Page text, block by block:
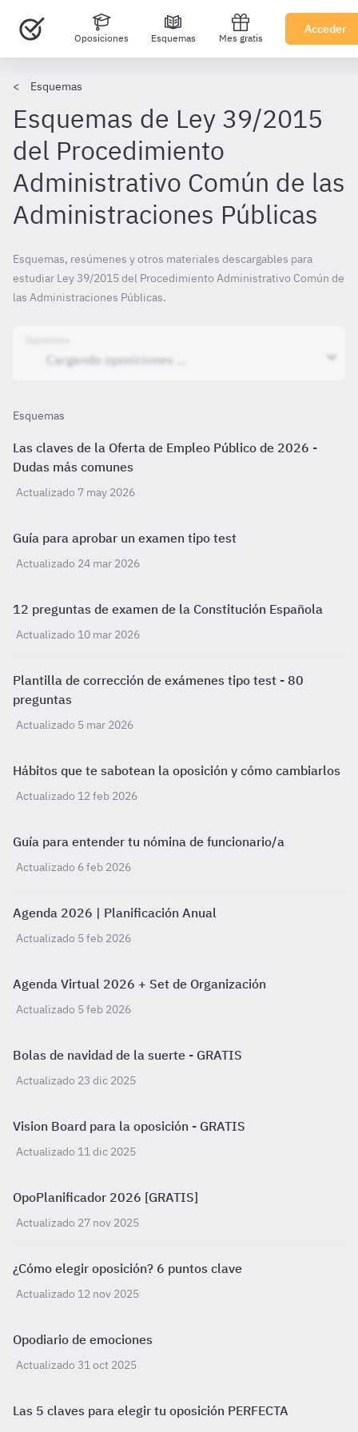
Oposiciones Esquemas Mes gratis
Acceder
Esquemas
Esquemas de Ley 39/2015
del Procedimiento
Administrativo Común de las
Administraciones Públicas
Esquemas, resúmenes y otros materiales descargables para
estudiar Ley 39/2015 del Procedimiento Administrativo Común de
las Administraciones Públicas.
Esquemas
Las claves de la Oferta de Empleo Público de 2026 -
Dudas más comunes
Actualizado 7 may 2026
Guía para aprobar un examen tipo test
Actualizado 24 mar 2026
12 preguntas de examen de la Constitución Española
Actualizado 10 mar 2026
Plantilla de corrección de exámenes tipo test - 80
preguntas
Actualizado 5 mar 2026
Hábitos que te sabotean la oposición y cómo cambiarlos
Actualizado 12 feb 2026
Guía para entender tu nómina de funcionario/a
Actualizado 6 feb 2026
Agenda 2026 | Planificación Anual
Actualizado 5 feb 2026
Agenda Virtual 2026 + Set de Organización
Actualizado 5 feb 2026
Bolas de navidad de la suerte - GRATIS
Actualizado 23 dic 2025
Vision Board para la oposición - GRATIS
Actualizado 11 dic 2025
OpoPlanificador 2026 [GRATIS]
Actualizado 27 nov 2025
¿Cómo elegir oposición? 6 puntos clave
Actualizado 12 nov 2025
Opodiario de emociones
Actualizado 31 oct 2025
Las 5 claves para elegir tu oposición PERFECTA